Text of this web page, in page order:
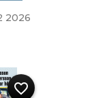
2026
favorite_border